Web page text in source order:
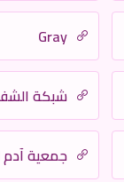
Gray
شبكة
جمعية